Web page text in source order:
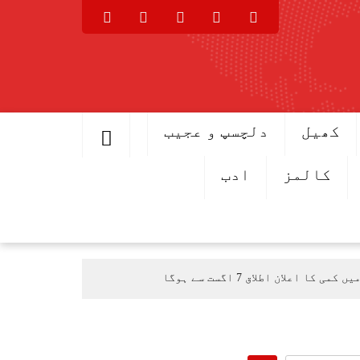
کھیل دلچسپ و عجیب
کالمز ادب
اطلاق 7 اگست سے ہوگا